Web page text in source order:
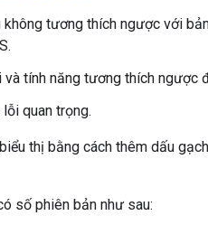
không tương thích ngược với
tính năng tương thích ngược
quan trọng.
thị bằng cách thêm dấu
số phiên bản như sau: